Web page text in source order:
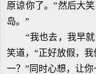
原谅你了。”然后大
岛。”
“我也去，我早就
笑道，“正好放假，
一？”同时心想，让你